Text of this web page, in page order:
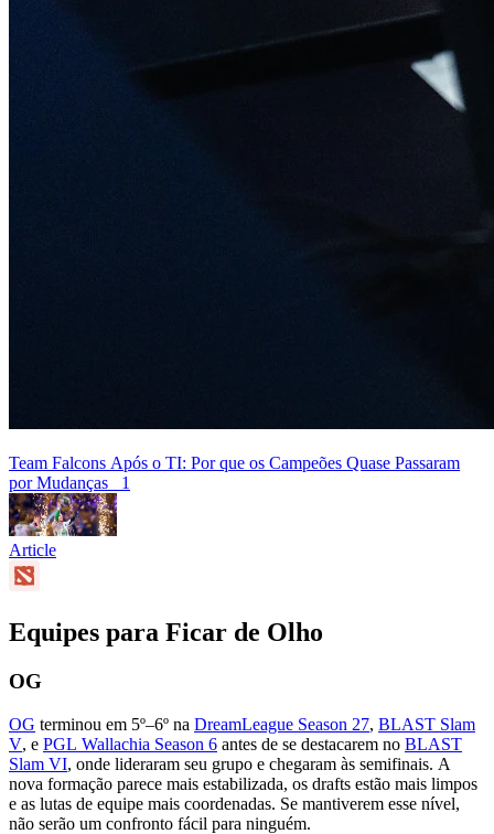
Team Falcons Após o TI: Por que os Campeões Quase Passaram
por Mudanças 1
Article
Equipes para Ficar de Olho
OG
OG terminou em 5º–6º na DreamLeague Season 27, BLAST Slam
V, e PGL Wallachia Season 6 antes de se destacarem no BLAST
Slam VI, onde lideraram seu grupo e chegaram às semifinais. A
nova formação parece mais estabilizada, os drafts estão mais limpos
e as lutas de equipe mais coordenadas. Se mantiverem esse nível,
não serão um confronto fácil para ninguém.